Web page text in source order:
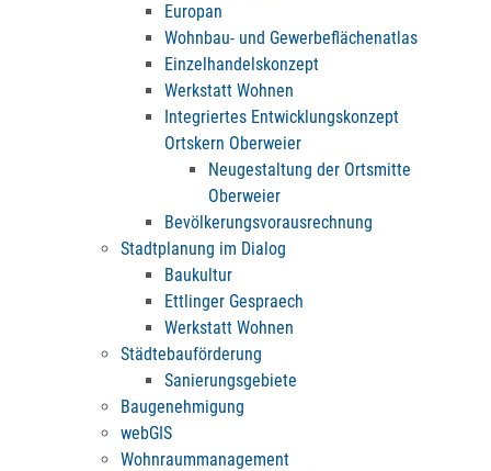
Europan
Wohnbau- und Gewerbeflächenatlas
Einzelhandelskonzept
Werkstatt Wohnen
Integriertes Entwicklungskonzept
Ortskern Oberweier
Neugestaltung der Ortsmitte
Oberweier
Bevölkerungsvorausrechnung
Stadtplanung im Dialog
Baukultur
Ettlinger Gespraech
Werkstatt Wohnen
Städtebauförderung
Sanierungsgebiete
Baugenehmigung
webGIS
Wohnraummanagement